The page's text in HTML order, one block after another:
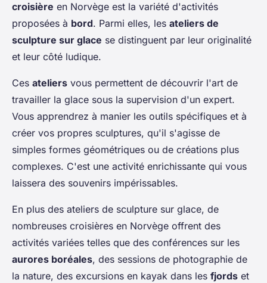
croisière en Norvège est la variété d'activités
proposées à bord. Parmi elles, les ateliers de
sculpture sur glace se distinguent par leur originalité
et leur côté ludique.
Ces ateliers vous permettent de découvrir l'art de
travailler la glace sous la supervision d'un expert.
Vous apprendrez à manier les outils spécifiques et à
créer vos propres sculptures, qu'il s'agisse de
simples formes géométriques ou de créations plus
complexes. C'est une activité enrichissante qui vous
laissera des souvenirs impérissables.
En plus des ateliers de sculpture sur glace, de
nombreuses croisières en Norvège offrent des
activités variées telles que des conférences sur les
aurores boréales, des sessions de photographie de
la nature, des excursions en kayak dans les fjords et